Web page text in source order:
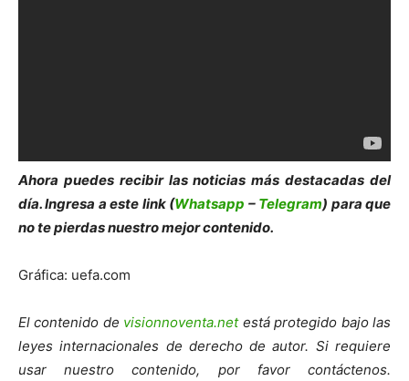
Ahora puedes recibir las noticias más destacadas del
día. Ingresa a este link (Whatsapp – Telegram) para que
no te pierdas nuestro mejor contenido.
Gráfica: uefa.com
El contenido de visionnoventa.netestá protegido bajo las
leyes internacionales de derecho de autor. Si requiere
usar nuestro contenido, por favor contáctenos.